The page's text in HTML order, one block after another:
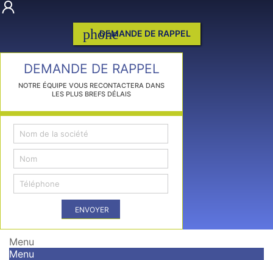
phone
DEMANDE DE RAPPEL
DEMANDE DE RAPPEL
NOTRE ÉQUIPE VOUS RECONTACTERA DANS
LES PLUS BREFS DÉLAIS
ENVOYER
Menu
Menu